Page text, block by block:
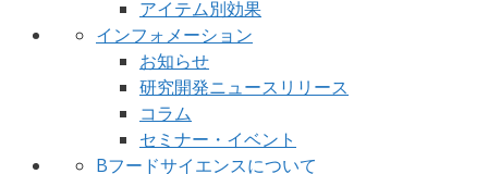
アイテム別効果
インフォメーション
お知らせ
研究開発ニュースリリース
コラム
セミナー・イベント
Bフードサイエンスについて